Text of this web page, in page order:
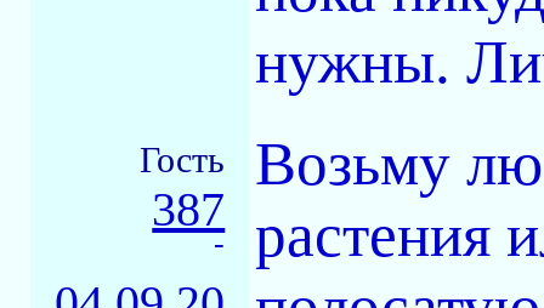
нужны.
Гость
387
-
Возьму
растения